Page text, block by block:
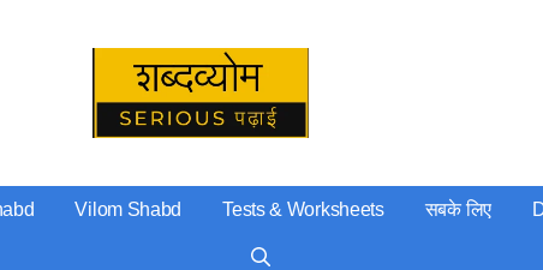
Vilom Shabd Tests & Worksheets सबके लिए